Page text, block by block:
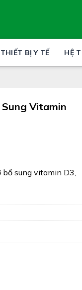
THIẾT BỊ Y TẾ HỆ
Vitamin
bổ sung vitamin D3,